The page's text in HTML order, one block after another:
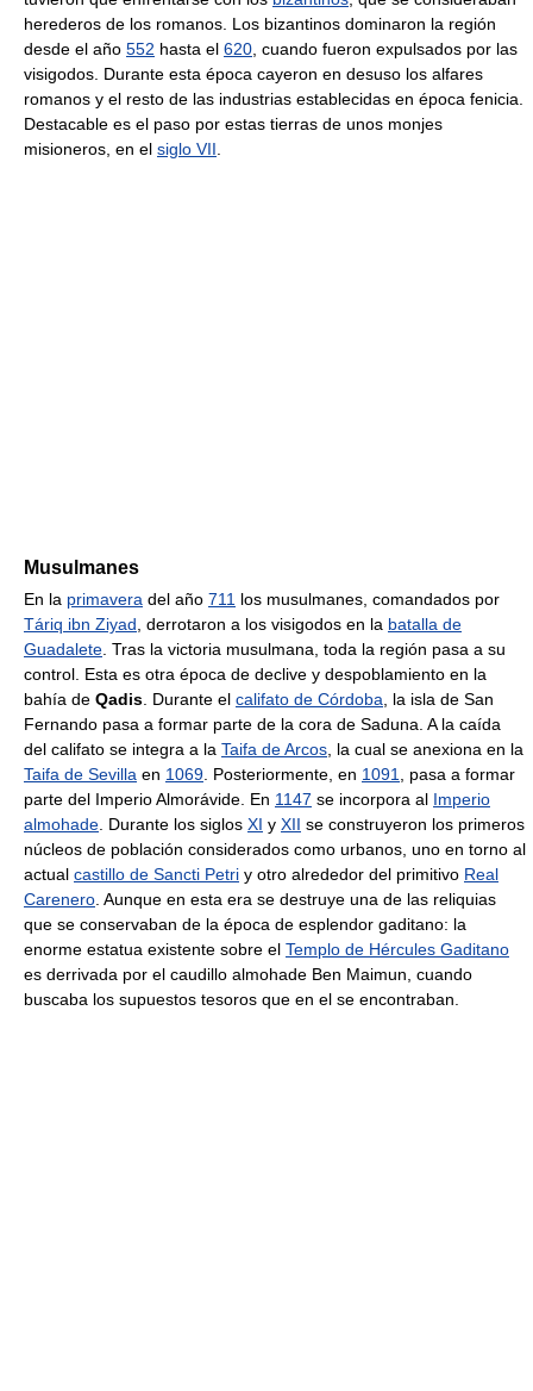
herederos de los romanos. Los bizantinos dominaron la región
desde el año 552 hasta el 620 , cuando fueron expulsados por las
visigodos. Durante esta época cayeron en desuso los alfares
romanos y el resto de las industrias establecidas en época fenicia.
Destacable es el paso por estas tierras de unos monjes
misioneros, en el siglo VII
Musulmanes
En la primavera del año 711 los musulmanes, comandados por
Táriq ibn Ziyad , derrotaron a los visigodos en la batalla de
Guadalete . Tras la victoria musulmana, toda la región pasa a su
control. Esta es otra época de declive y despoblamiento en la
bahía de Qadis . Durante el califato de Córdoba , la isla de San
Fernando pasa a formar parte de la cora de Saduna. A la caída
del califato se integra a la Taifa de Arcos , la cual se anexiona en la
Taifa de Sevilla en 1069 . Posteriormente, en 1091
, pasa a formar
parte del Imperio Almorávide. En 1147 se incorpora al Imperio
almohade . Durante los siglos XI y XII se construyeron los primeros
núcleos de población considerados como urbanos, uno en torno al
actual castillo de Sancti Petri y otro alrededor del primitivo Real
Carenero . Aunque en esta era se destruye una de las reliquias
que se conservaban de la época de esplendor gaditano: la
enorme estatua existente sobre el Templo de Hércules Gaditano
es derrivada por el caudillo almohade Ben Maimun, cuando
buscaba los supuestos tesoros que en el se encontraban.